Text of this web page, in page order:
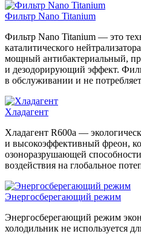
Фильтр Nano Titanium
Фильтр Nano Titanium — это
каталитического
мощный антибактериальный,
и дезодорирующий эффект.
в обслуживании и не
Хладагент
Хладагент R600a —
и высокоэффективный фреон,
озоноразрушающей
воздействия на глобальное
Энергосберегающий режим
Энергосберегающий режим
холодильник не используется